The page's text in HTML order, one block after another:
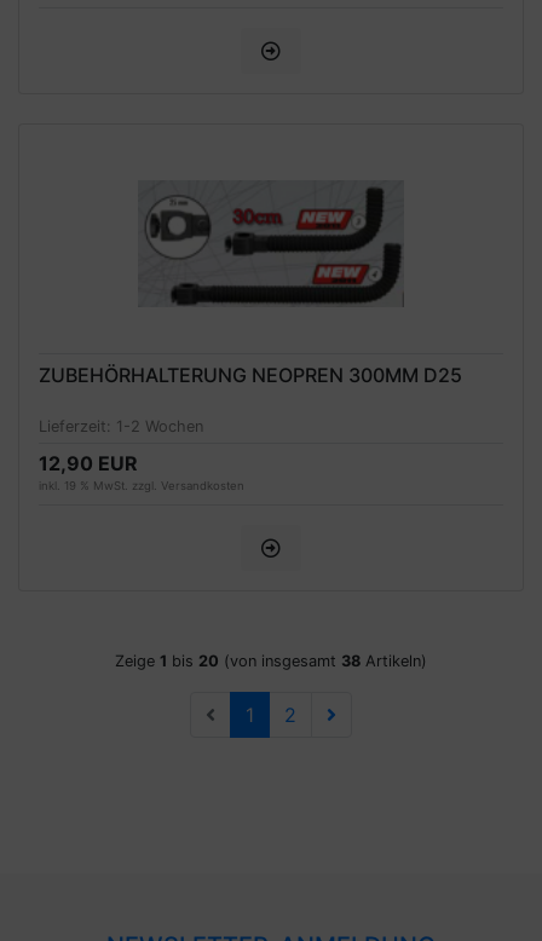
ZUBEHÖRHALTERUNG NEOPREN 300MM D25
Lieferzeit: 1-2 Wochen
12,90 EUR
inkl. 19 % MwSt. zzgl. Versandkosten
Zeige 1 bis 20 (von insgesamt 38 Artikeln)
1 2